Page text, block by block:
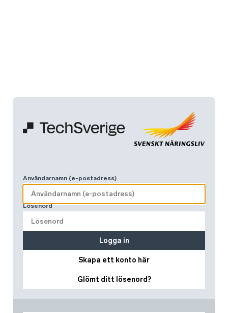
Användarnamn (e-postadress)
Lösenord
Skapa ett konto här
Glömt ditt lösenord?
Logga in